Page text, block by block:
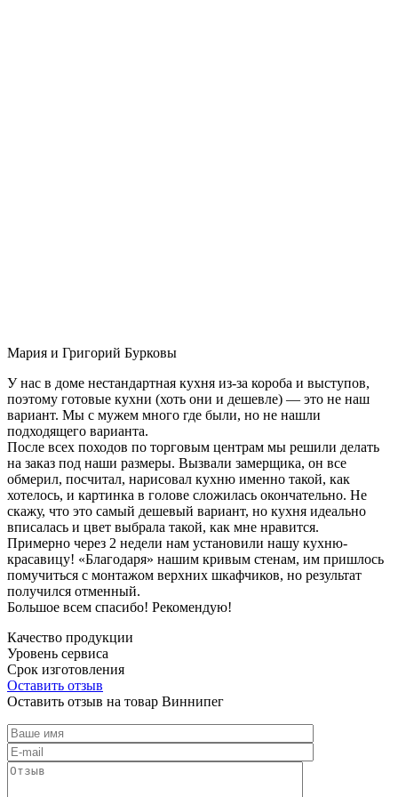
Мария и Григорий Бурковы
У нас в доме нестандартная кухня из-за короба и выступов,
поэтому готовые кухни (хоть они и дешевле) — это не наш
вариант. Мы с мужем много где были, но не нашли
подходящего варианта.
После всех походов по торговым центрам мы решили делать
на заказ под наши размеры. Вызвали замерщика, он все
обмерил, посчитал, нарисовал кухню именно такой, как
хотелось, и картинка в голове сложилась окончательно. Не
скажу, что это самый дешевый вариант, но кухня идеально
вписалась и цвет выбрала такой, как мне нравится.
Примерно через 2 недели нам установили нашу кухню-
красавицу! «Благодаря» нашим кривым стенам, им пришлось
помучиться с монтажом верхних шкафчиков, но результат
получился отменный.
Большое всем спасибо! Рекомендую!
Качество продукции
Уровень сервиса
Срок изготовления
Оставить отзыв
Оставить отзыв на товар Виннипег